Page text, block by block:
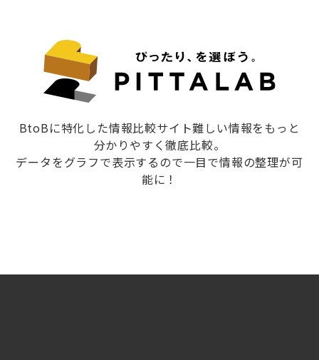
BtoBに特化した情報比較サイト難しい情報をもっと
分かりやすく徹底比較。
データをグラフで表示するので一目で情報の整理が可
能に！